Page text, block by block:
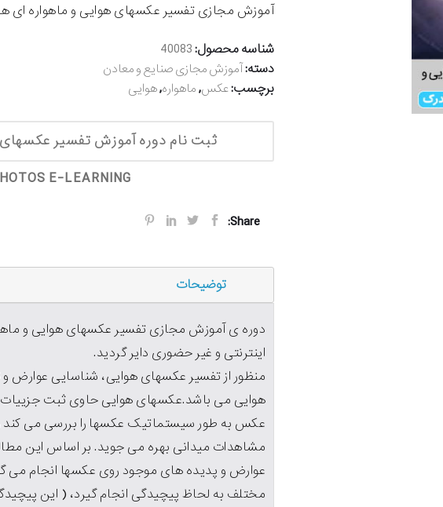
آموزش مجازی تفسیر عکسهای هوایی و ماهواره ای
شناسه محصول:40083
دسته:آموزش مجازی صنایع و معادن
برچسب:عکس,ماهواره,هوایی
E-LEARNING
Share:
توضیحات
دوره ی آموزش مجازی تفسیر عکسهای هوایی و
اینترنتی و غیر حضوری دایر گردید.
منظور از تفسیر عکسهای هوایی، شناسایی عوارض
هوایی می باشد.عکسهای هوایی حاوی ثبت
عکس به طور سیستماتیک عکسها را بررسی می کند
مشاهدات میدانی بهره می جوید. بر اساس این
عوارض و پدیده های موجود روی عکسها انجام
مختلف به لحاظ پیچیدگی انجام گیرد، ( این